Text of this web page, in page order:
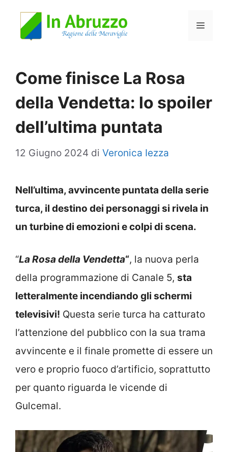
Menu
Come finisce La Rosa
della Vendetta: lo spoiler
dell’ultima puntata
12 Giugno 2024 di Veronica Iezza
Nell’ultima, avvincente puntata della serie
turca, il destino dei personaggi si rivela in
un turbine di emozioni e colpi di scena.
“La Rosa della Vendetta“, la nuova perla
della programmazione di Canale 5, sta
letteralmente incendiando gli schermi
televisivi! Questa serie turca ha catturato
l’attenzione del pubblico con la sua trama
avvincente e il finale promette di essere un
vero e proprio fuoco d’artificio, soprattutto
per quanto riguarda le vicende di
Gulcemal.